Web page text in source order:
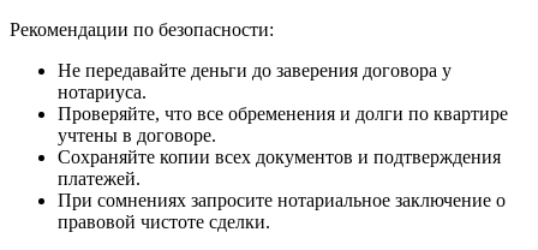
Рекомендации по безопасности:
Не передавайте деньги до заверения договора у
нотариуса.
Проверяйте, что все обременения и долги по квартире
учтены в договоре.
Сохраняйте копии всех документов и подтверждения
платежей.
При сомнениях запросите нотариальное заключение о
правовой чистоте сделки.